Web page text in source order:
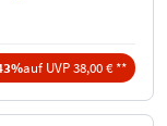
auf UVP 38,00 € **